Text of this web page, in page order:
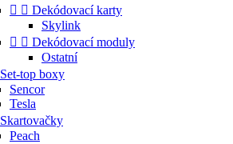
  Dekódovací karty
Skylink
  Dekódovací moduly
Ostatní
Set-top boxy
Sencor
Tesla
Skartovačky
Peach